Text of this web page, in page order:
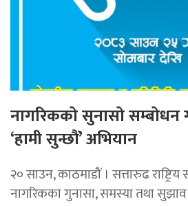
नागरिकको सुनासो सम्बोधन
‘हामी सुन्छौं’ अभियान
२० साउन, काठमाडौं । सत्तारुढ राष्ट्रिय
नागरिकका गुनासा, समस्या तथा सुझाव